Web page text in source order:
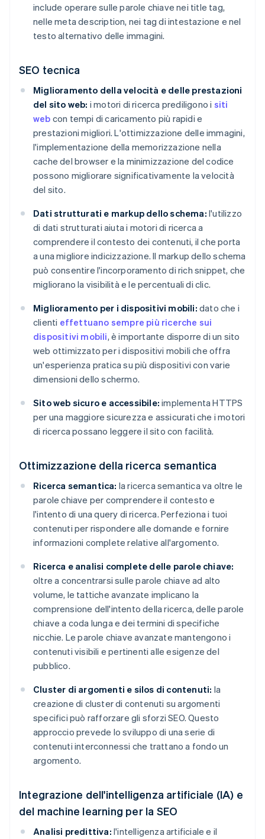
include operare sulle parole chiave nei title tag,
nelle meta description, nei tag di intestazione e nel
testo alternativo delle immagini.
SEO tecnica
Miglioramento della velocità e delle prestazioni
del sito web: i motori di ricerca prediligono i siti
web con tempi di caricamento più rapidi e
prestazioni migliori. L'ottimizzazione delle immagini,
l'implementazione della memorizzazione nella
cache del browser e la minimizzazione del codice
possono migliorare significativamente la velocità
del sito.
Dati strutturati e markup dello schema: l'utilizzo
di dati strutturati aiuta i motori di ricerca a
comprendere il contesto dei contenuti, il che porta
a una migliore indicizzazione. Il markup dello schema
può consentire l'incorporamento di rich snippet, che
migliorano la visibilità e le percentuali di clic.
Miglioramento per i dispositivi mobili: dato che i
clienti effettuano sempre più ricerche sui
dispositivi mobili, è importante disporre di un sito
web ottimizzato per i dispositivi mobili che offra
un'esperienza pratica su più dispositivi con varie
dimensioni dello schermo.
Sito web sicuro e accessibile: implementa HTTPS
per una maggiore sicurezza e assicurati che i motori
di ricerca possano leggere il sito con facilità.
Ottimizzazione della ricerca semantica
Ricerca semantica: la ricerca semantica va oltre le
parole chiave per comprendere il contesto e
l'intento di una query di ricerca. Perfeziona i tuoi
contenuti per rispondere alle domande e fornire
informazioni complete relative all'argomento.
Ricerca e analisi complete delle parole chiave:
oltre a concentrarsi sulle parole chiave ad alto
volume, le tattiche avanzate implicano la
comprensione dell'intento della ricerca, delle parole
chiave a coda lunga e dei termini di specifiche
nicchie. Le parole chiave avanzate mantengono i
contenuti visibili e pertinenti alle esigenze del
pubblico.
Cluster di argomenti e silos di contenuti: la
creazione di cluster di contenuti su argomenti
specifici può rafforzare gli sforzi SEO. Questo
approccio prevede lo sviluppo di una serie di
contenuti interconnessi che trattano a fondo un
argomento.
Integrazione dell'intelligenza artificiale (IA) e
del machine learning per la SEO
Analisi predittiva: l'intelligenza artificiale e il